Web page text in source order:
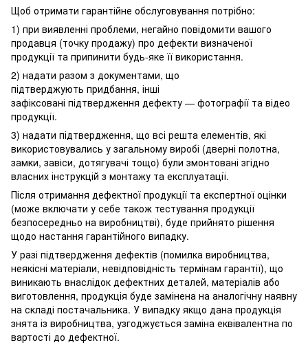
Щоб отримати гарантійне обслуговування потрібно:
1) при виявленні проблеми, негайно повідомити вашого
продавця (точку продажу) про дефекти визначеної
продукції та припинити будь-яке її використання.
2) надати разом з документами, що
підтверджують придбання, інші
зафіксовані підтвердження дефекту — фотографії та відео
продукції.
3) надати підтвердження, що всі решта елементів, які
використовувались у загальному виробі (дверні полотна,
замки, завіси, дотягувачі тощо) були змонтовані згідно
власних інструкцій з монтажу та експлуатації.
Після отримання дефектної продукції та експертної оцінки
(може включати у себе також тестування продукції
безпосередньо на виробництві), буде прийнято рішення
щодо настання гарантійного випадку.
У разі підтвердження дефектів (помилка виробництва,
неякісні матеріали, невідповідність термінам гарантії), що
виникають внаслідок дефектних деталей, матеріалів або
виготовлення, продукція буде замінена на аналогічну наявну
на складі постачальника. У випадку якщо дана продукція
знята із виробництва, узгоджується заміна еквівалентна по
вартості до дефектної.